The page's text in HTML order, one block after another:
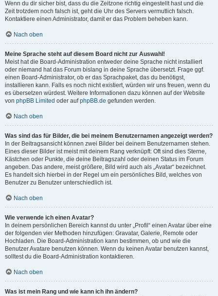
Wenn du dir sicher bist, dass du die Zeitzone richtig eingestellt hast und die
Zeit trotzdem noch falsch ist, geht die Uhr des Servers vermutlich falsch.
Kontaktiere einen Administrator, damit er das Problem beheben kann.
Nach oben
Meine Sprache steht auf diesem Board nicht zur Auswahl!
Meist hat die Board-Administration entweder deine Sprache nicht installiert
oder niemand hat das Forum bislang in deine Sprache übersetzt. Frage ggf.
einen Board-Administrator, ob er das Sprachpaket, das du benötigst,
installieren kann. Falls es noch nicht existiert, würden wir uns freuen, wenn du
es übersetzen würdest. Weitere Informationen dazu können auf der Website
von phpBB Limited oder aufphpBB.de gefunden werden.
Nach oben
Was sind das für Bilder, die bei meinem Benutzernamen angezeigt werden?
In der Beitragsansicht können zwei Bilder bei deinem Benutzernamen stehen.
Eines dieser Bilder ist meist mit deinem Rang verknüpft: Oft sind dies Sterne,
Kästchen oder Punkte, die deine Beitragszahl oder deinen Status im Forum
angeben. Das andere, meist größere, Bild wird auch als „Avatar“ bezeichnet.
Es handelt sich hierbei in der Regel um ein persönliches Bild, welches von
Benutzer zu Benutzer unterschiedlich ist.
Nach oben
Wie verwende ich einen Avatar?
In deinem persönlichen Bereich kannst du unter „Profil“ einen Avatar über eine
der folgenden vier Methoden hinzufügen: Gravatar, Galerie, Remote oder
Hochladen. Die Board-Administration kann bestimmen, ob und wie die
Benutzer Avatare benutzen können. Wenn du keinen Avatar benutzen kannst,
solltest du die Board-Administration kontaktieren.
Nach oben
Was ist mein Rang und wie kann ich ihn ändern?